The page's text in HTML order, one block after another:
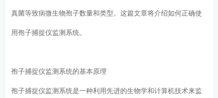
真菌等致病微生物孢子数量和类型。这篇文章将介绍如何正确使
用孢子捕捉仪监测系统。
孢子捕捉仪监测系统的基本原理
孢子捕捉仪监测系统是一种利用先进的生物学和计算机技术来监